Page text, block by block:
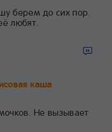
берем до сих пор.
любят.
каша
Не вызывает